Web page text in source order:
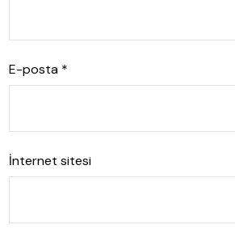
E-posta *
İnternet sitesi